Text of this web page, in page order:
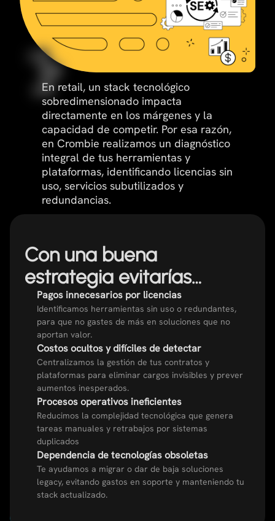
En retail, un stack tecnológico
sobredimensionado impacta
directamente en los márgenes y la
capacidad de competir. Por esa razón,
en Crombie realizamos un diagnóstico
integral de tus herramientas y
plataformas, identificando licencias sin
uso, servicios subutilizados y
redundancias.
Con una buena
estrategia evitarías…
Pagos innecesarios por licencias
Identificamos herramientas sin uso o redundantes,
para que no gastes de más en soluciones que no
aportan valor.
Costos ocultos y difíciles de detectar
Centralizamos la gestión de tus contratos y
plataformas para eliminar cargos invisibles y prever
aumentos inesperados.
Procesos operativos ineficientes
Reducimos la complejidad tecnológica que genera
tareas manuales y retrabajos por sistemas
duplicados
Dependencia de tecnologías obsoletas
Te ayudamos a migrar o dar de baja soluciones
legacy, evitando gastos en soporte y manteniendo tu
stack actualizado.